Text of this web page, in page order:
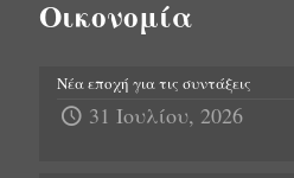
Οικονομία
Νέα εποχή για τις συντάξεις
31 Ιουλίου, 2026